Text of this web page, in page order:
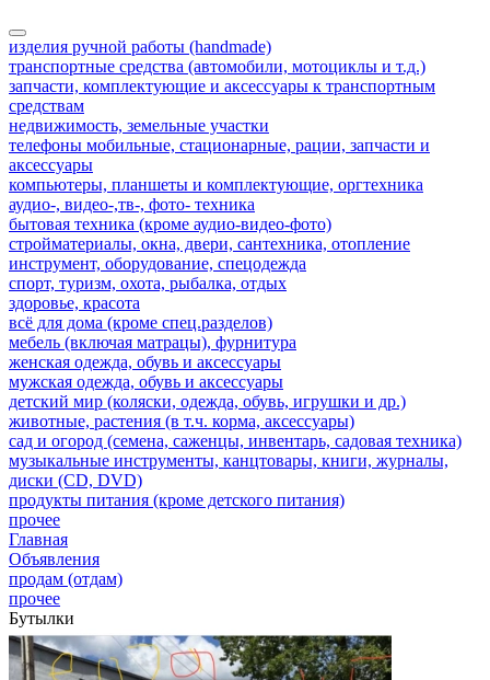
изделия ручной работы (handmade)
транспортные средства (автомобили, мотоциклы и т.д.)
запчасти, комплектующие и аксессуары к транспортным
средствам
недвижимость, земельные участки
телефоны мобильные, стационарные, рации, запчасти и
аксессуары
компьютеры, планшеты и комплектующие, оргтехника
аудио-, видео-,тв-, фото- техника
бытовая техника (кроме аудио-видео-фото)
стройматериалы, окна, двери, сантехника, отопление
инструмент, оборудование, спецодежда
спорт, туризм, охота, рыбалка, отдых
здоровье, красота
всё для дома (кроме спец.разделов)
мебель (включая матрацы), фурнитура
женская одежда, обувь и аксессуары
мужская одежда, обувь и аксессуары
детский мир (коляски, одежда, обувь, игрушки и др.)
животные, растения (в т.ч. корма, аксессуары)
сад и огород (семена, саженцы, инвентарь, садовая техника)
музыкальные инструменты, канцтовары, книги, журналы,
диски (CD, DVD)
продукты питания (кроме детского питания)
прочее
Главная
Объявления
продам (отдам)
прочее
Бутылки